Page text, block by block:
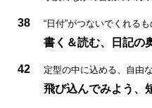
38 “日付”がつないでくれるも
書く＆読む、日記の
42 定型の中に込める、自由な
飛び込んでみよう、